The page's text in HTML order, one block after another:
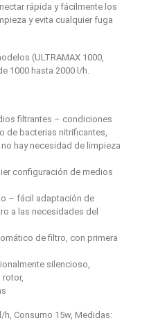
rápida y fácilmente los
y evita cualquier fuga
(ULTRAMAX 1000,
1000 hasta 2000 l/h.
filtrantes – condiciones
de bacterias nitrificantes,
hay necesidad de limpieza
configuración de medios
– fácil adaptación de
a las necesidades del
de filtro, con primera
silencioso,
h, Consumo 15w, Medidas: